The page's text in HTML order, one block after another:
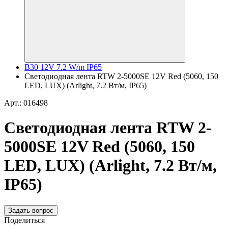
B30 12V 7.2 W/m IP65
Светодиодная лента RTW 2-5000SE 12V Red (5060, 150
LED, LUX) (Arlight, 7.2 Вт/м, IP65)
Арт.: 016498
Светодиодная лента RTW 2-
5000SE 12V Red (5060, 150
LED, LUX) (Arlight, 7.2 Вт/м,
IP65)
Задать вопрос
Поделиться